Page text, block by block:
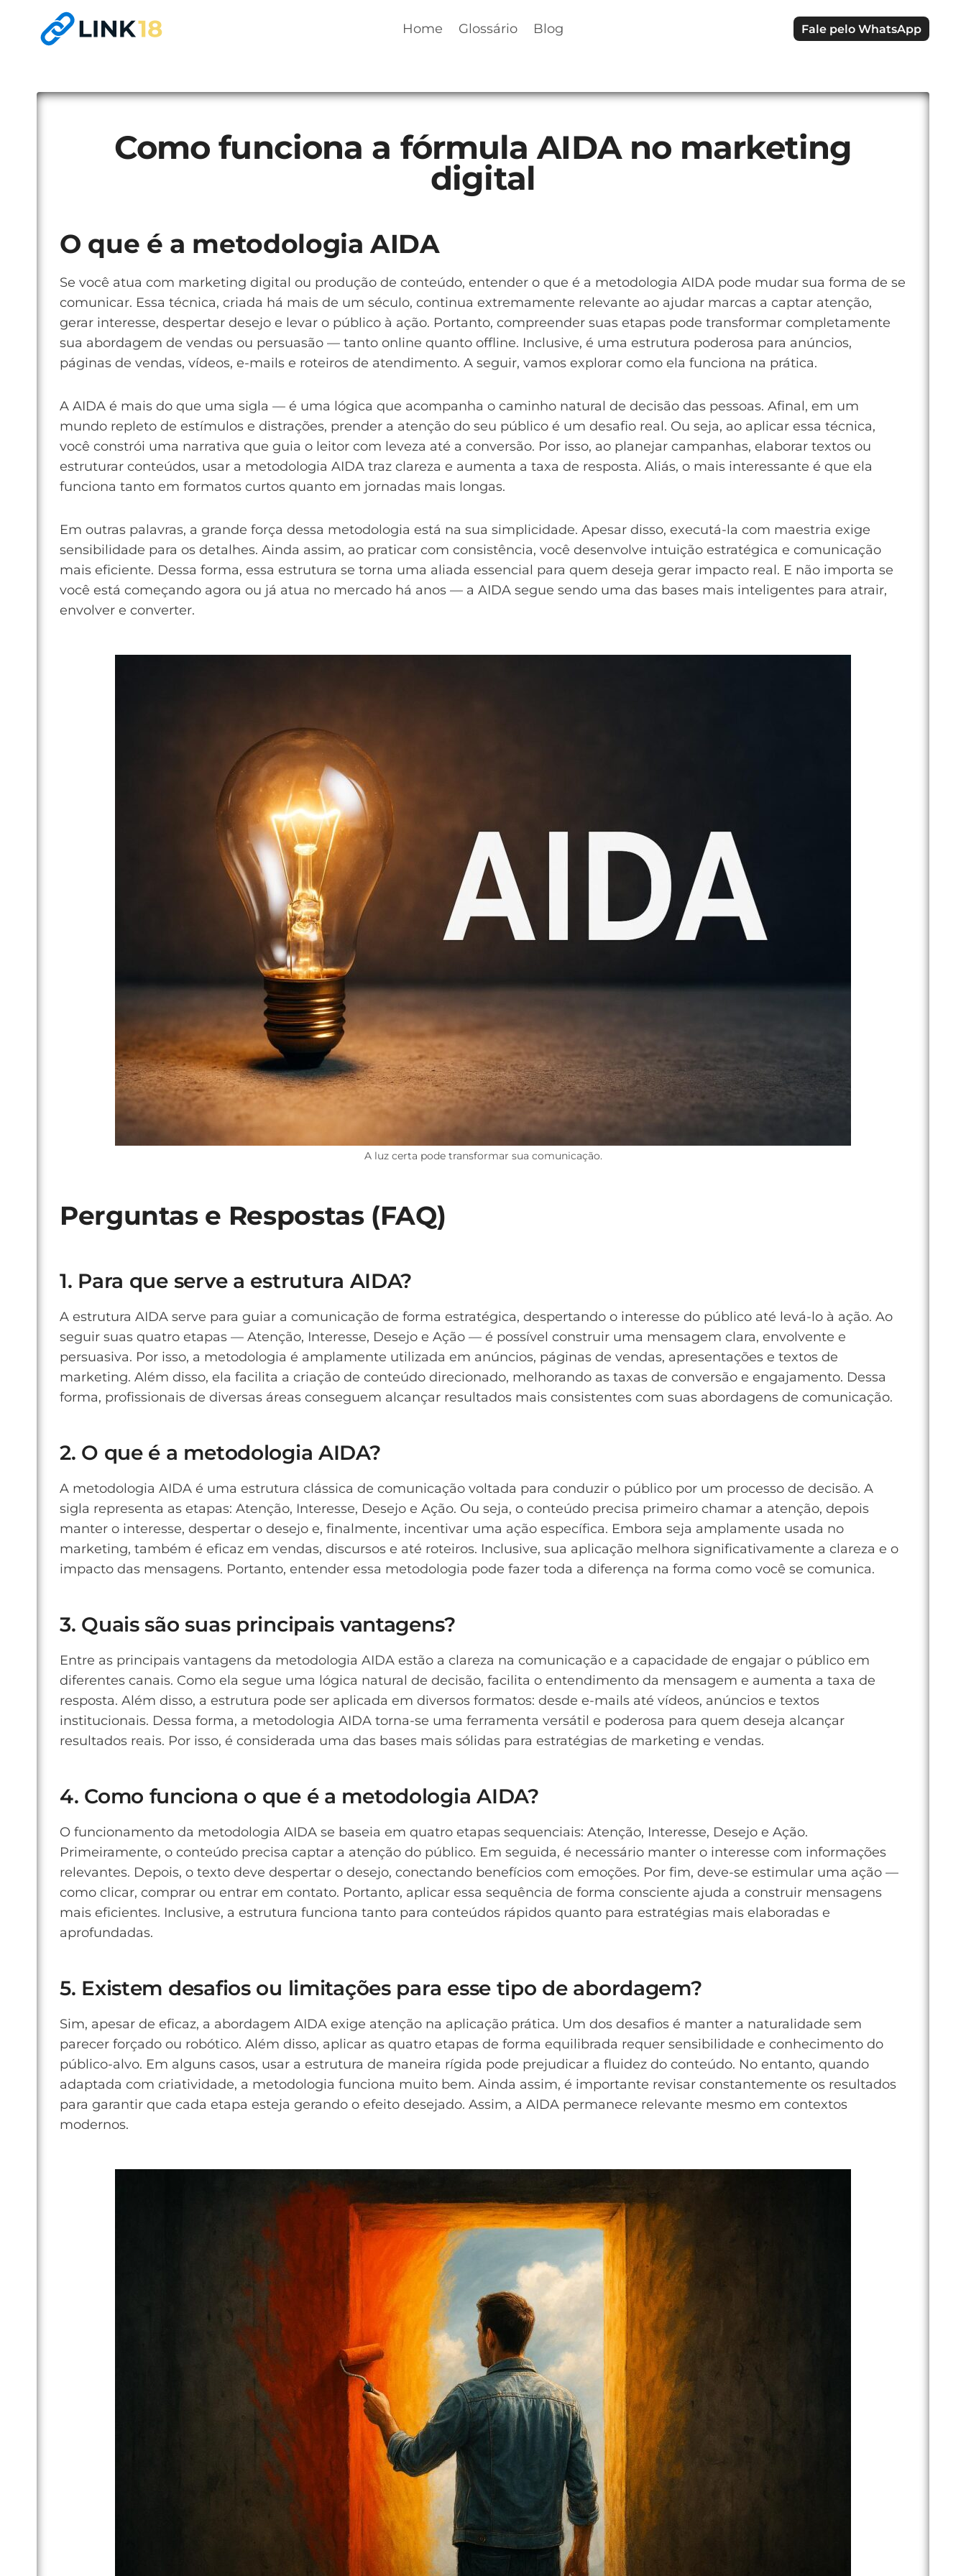
Home Glossário Blog Fale pelo WhatsApp
Como funciona a fórmula AIDA no marketing
digital
O que é a metodologia AIDA
Se você atua com marketing digital ou produção de conteúdo, entender o que é a metodologia AIDA pode mudar sua forma de se
comunicar. Essa técnica, criada há mais de um século, continua extremamente relevante ao ajudar marcas a captar atenção,
gerar interesse, despertar desejo e levar o público à ação. Portanto, compreender suas etapas pode transformar completamente
sua abordagem de vendas ou persuasão — tanto online quanto offline. Inclusive, é uma estrutura poderosa para anúncios,
páginas de vendas, vídeos, e-mails e roteiros de atendimento. A seguir, vamos explorar como ela funciona na prática.
A AIDA é mais do que uma sigla — é uma lógica que acompanha o caminho natural de decisão das pessoas. Afinal, em um
mundo repleto de estímulos e distrações, prender a atenção do seu público é um desafio real. Ou seja, ao aplicar essa técnica,
você constrói uma narrativa que guia o leitor com leveza até a conversão. Por isso, ao planejar campanhas, elaborar textos ou
estruturar conteúdos, usar a metodologia AIDA traz clareza e aumenta a taxa de resposta. Aliás, o mais interessante é que ela
funciona tanto em formatos curtos quanto em jornadas mais longas.
Em outras palavras, a grande força dessa metodologia está na sua simplicidade. Apesar disso, executá-la com maestria exige
sensibilidade para os detalhes. Ainda assim, ao praticar com consistência, você desenvolve intuição estratégica e comunicação
mais eficiente. Dessa forma, essa estrutura se torna uma aliada essencial para quem deseja gerar impacto real. E não importa se
você está começando agora ou já atua no mercado há anos — a AIDA segue sendo uma das bases mais inteligentes para atrair,
envolver e converter.
A luz certa pode transformar sua comunicação.
Perguntas e Respostas (FAQ)
1. Para que serve a estrutura AIDA?
A estrutura AIDA serve para guiar a comunicação de forma estratégica, despertando o interesse do público até levá-lo à ação. Ao
seguir suas quatro etapas — Atenção, Interesse, Desejo e Ação — é possível construir uma mensagem clara, envolvente e
persuasiva. Por isso, a metodologia é amplamente utilizada em anúncios, páginas de vendas, apresentações e textos de
marketing. Além disso, ela facilita a criação de conteúdo direcionado, melhorando as taxas de conversão e engajamento. Dessa
forma, profissionais de diversas áreas conseguem alcançar resultados mais consistentes com suas abordagens de comunicação.
2. O que é a metodologia AIDA?
A metodologia AIDA é uma estrutura clássica de comunicação voltada para conduzir o público por um processo de decisão. A
sigla representa as etapas: Atenção, Interesse, Desejo e Ação. Ou seja, o conteúdo precisa primeiro chamar a atenção, depois
manter o interesse, despertar o desejo e, finalmente, incentivar uma ação específica. Embora seja amplamente usada no
marketing, também é eficaz em vendas, discursos e até roteiros. Inclusive, sua aplicação melhora significativamente a clareza e o
impacto das mensagens. Portanto, entender essa metodologia pode fazer toda a diferença na forma como você se comunica.
3. Quais são suas principais vantagens?
Entre as principais vantagens da metodologia AIDA estão a clareza na comunicação e a capacidade de engajar o público em
diferentes canais. Como ela segue uma lógica natural de decisão, facilita o entendimento da mensagem e aumenta a taxa de
resposta. Além disso, a estrutura pode ser aplicada em diversos formatos: desde e-mails até vídeos, anúncios e textos
institucionais. Dessa forma, a metodologia AIDA torna-se uma ferramenta versátil e poderosa para quem deseja alcançar
resultados reais. Por isso, é considerada uma das bases mais sólidas para estratégias de marketing e vendas.
4. Como funciona o que é a metodologia AIDA?
O funcionamento da metodologia AIDA se baseia em quatro etapas sequenciais: Atenção, Interesse, Desejo e Ação.
Primeiramente, o conteúdo precisa captar a atenção do público. Em seguida, é necessário manter o interesse com informações
relevantes. Depois, o texto deve despertar o desejo, conectando benefícios com emoções. Por fim, deve-se estimular uma ação —
como clicar, comprar ou entrar em contato. Portanto, aplicar essa sequência de forma consciente ajuda a construir mensagens
mais eficientes. Inclusive, a estrutura funciona tanto para conteúdos rápidos quanto para estratégias mais elaboradas e
aprofundadas.
5. Existem desafios ou limitações para esse tipo de abordagem?
Sim, apesar de eficaz, a abordagem AIDA exige atenção na aplicação prática. Um dos desafios é manter a naturalidade sem
parecer forçado ou robótico. Além disso, aplicar as quatro etapas de forma equilibrada requer sensibilidade e conhecimento do
público-alvo. Em alguns casos, usar a estrutura de maneira rígida pode prejudicar a fluidez do conteúdo. No entanto, quando
adaptada com criatividade, a metodologia funciona muito bem. Ainda assim, é importante revisar constantemente os resultados
para garantir que cada etapa esteja gerando o efeito desejado. Assim, a AIDA permanece relevante mesmo em contextos
modernos.